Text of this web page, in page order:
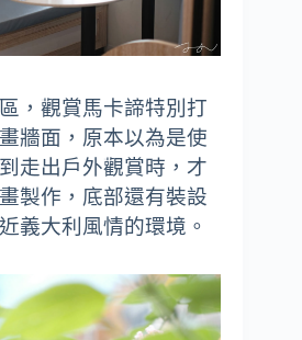
，觀賞馬卡諦特別打
牆面，原本以為是使
走出戶外觀賞時，才
製作，底部還有裝設
義大利風情的環境。